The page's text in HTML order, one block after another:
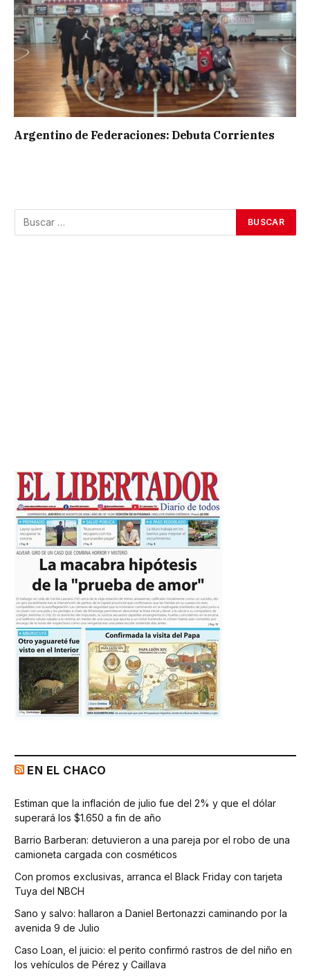
Argentino de Federaciones: Debuta Corrientes
EN EL CHACO
Estiman que la inflación de julio fue del 2% y que el dólar
superará los $1.650 a fin de año
Barrio Barberan: detuvieron a una pareja por el robo de una
camioneta cargada con cosméticos
Con promos exclusivas, arranca el Black Friday con tarjeta
Tuya del NBCH
Sano y salvo: hallaron a Daniel Bertonazzi caminando por la
avenida 9 de Julio
Caso Loan, el juicio: el perito confirmó rastros de del niño en
los vehículos de Pérez y Caillava